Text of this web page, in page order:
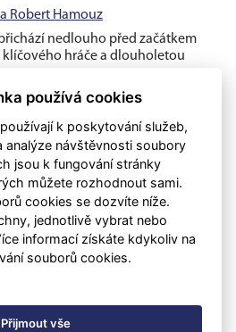
Robert Hamouz
nedlouho před začátkem
hráče a dlouholetou
posledním přípravném utkání před
třetiligovou pražskou Duklu B, se
s druholigovým Kladnem
s kapitánem Vojtěchem Kubíkem
ještě bez Roberta Hamouze či
používá cookies
k poskytování služeb,
analýze návštěvnosti soubory
jsou k fungování stránky
můžete rozhodnout sami.
cookies se dozvíte níže.
jednotlivě vybrat nebo
informací získáte kdykoliv na
souborů cookies.
Přijmout vše